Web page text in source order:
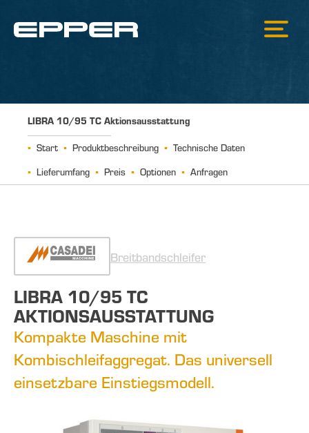
LIBRA 10/95 TC Aktionsausstattung
Start Produktbeschreibung
Technische Daten
Lieferumfang
Preis Optionen Anfragen
Breitbandschleifer
LIBRA 10/95 TC
AKTIONSAUSSTATTUNG
Kompakte Maschine mit
Kombischleifaggregat. Das universell
einsetzbare Einstiegsmodell.